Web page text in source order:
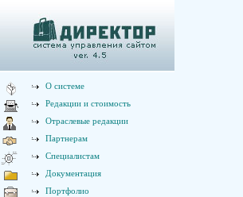
О системе
Редакции и стоимость
Отраслевые редакции
Партнерам
Специалистам
Документация
Портфолио